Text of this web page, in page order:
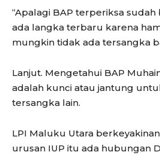
“Apalagi BAP terperiksa sudah
ada langka terbaru karena
mungkin tidak ada tersangka
Lanjut. Mengetahui BAP
adalah kunci atau jantung
tersangka lain.
LPI Maluku Utara
urusan IUP itu ada hubungan